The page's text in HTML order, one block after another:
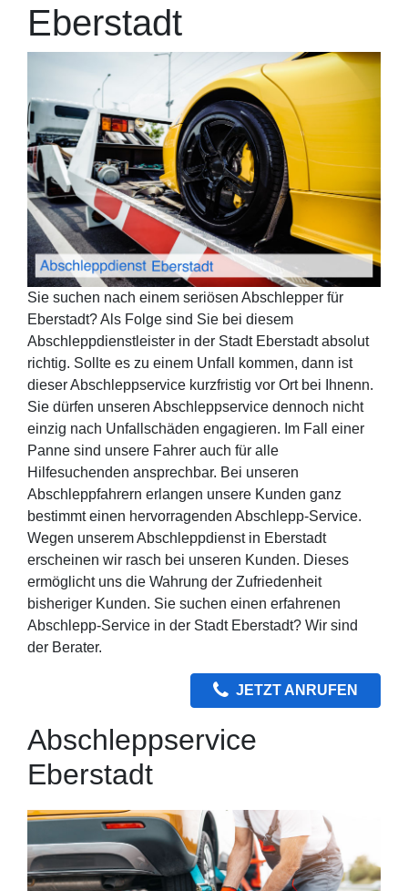
Eberstadt
Sie suchen nach einem seriösen Abschlepper für
Eberstadt? Als Folge sind Sie bei diesem
Abschleppdienstleister in der Stadt Eberstadt absolut
richtig. Sollte es zu einem Unfall kommen, dann ist
dieser Abschleppservice kurzfristig vor Ort bei Ihnenn.
Sie dürfen unseren Abschleppservice dennoch nicht
einzig nach Unfallschäden engagieren. Im Fall einer
Panne sind unsere Fahrer auch für alle
Hilfesuchenden ansprechbar. Bei unseren
Abschleppfahrern erlangen unsere Kunden ganz
bestimmt einen hervorragenden Abschlepp-Service.
Wegen unserem Abschleppdienst in Eberstadt
erscheinen wir rasch bei unseren Kunden. Dieses
ermöglicht uns die Wahrung der Zufriedenheit
bisheriger Kunden. Sie suchen einen erfahrenen
Abschlepp-Service in der Stadt Eberstadt? Wir sind
der Berater.
JETZT ANRUFEN
Abschleppservice
Eberstadt